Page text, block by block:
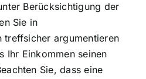
Berücksichtigung der
Sie in
treffsicher argumentieren
Ihr Einkommen seinen
Sie, dass eine